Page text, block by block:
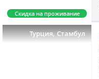
Скидка на проживание
Турция,Стамбул